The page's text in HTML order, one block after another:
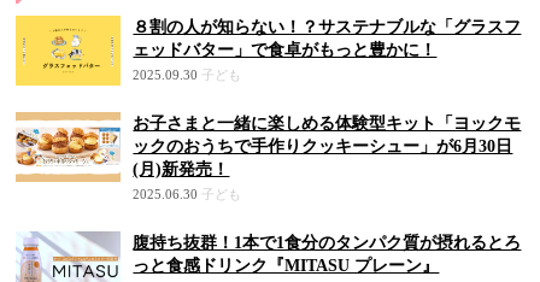
８割の人が知らない！？サステナブルな「グラスフ
ェッドバター」で食卓がもっと豊かに！
2025.09.30 子ども
お子さまと一緒に楽しめる体験型キット「ヨックモ
ックのおうちで手作りクッキーシュー」が6月30日
(月)新発売！
2025.06.30 子ども
腹持ち抜群！1本で1食分のタンパク質が摂れるとろ
っと食感ドリンク『MITASU プレーン』